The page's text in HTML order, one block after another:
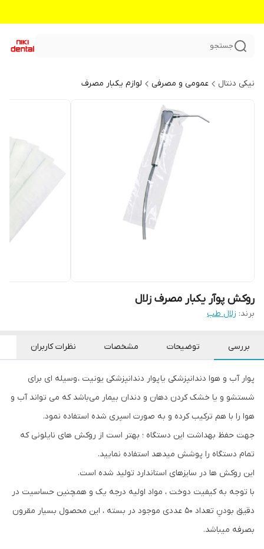
جستجو
نیکی دنتال عمومی و مصرفی لوازم یکبار مصرف
روکش پوآر یکبار مصرف زلال
برند: زلال طب
بررسی توضیحات مشخصات نظرات کاربران
پوار آب و هوا دندانپزشکی یا پوار دندانپزشکی یونیت ، وسیله ای برای
شستشو و یا خشک کردن دهان و دندان بیمار می‌باشد که می تواند آب و
هوا را با هم ترکیب کرده و به صورت اسپری شده استفاده نمود.
جهت حفظ بهداشت این دستگاه ؛ بهتر است از روکش های نایلونی که
تمام دستگاه را پوشش میدهد استفاده نمایید.
این روکش ها در سایزهای استاندارد تولید شده است.
با توجه به کیفیت دوخت ، مواد اولیه درجه یک و همچنین حساسیت در
دقیق بودنِ تعداد 50 عددی موجود در بسته ، این محصول بسیار مقرون
بصرفه میباشد.